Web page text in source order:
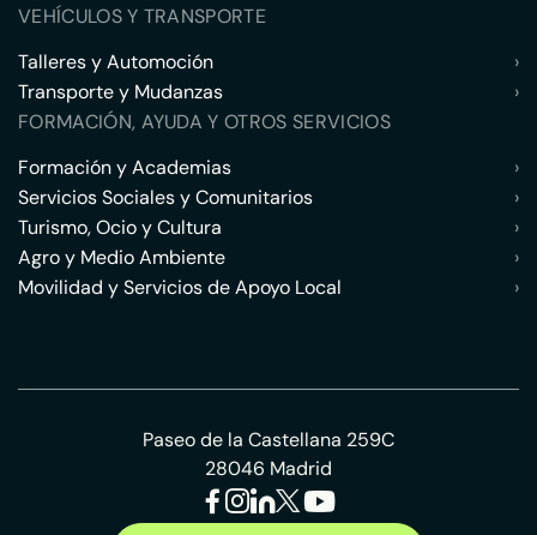
VEHÍCULOS Y TRANSPORTE
Talleres y Automoción
›
Transporte y Mudanzas
›
FORMACIÓN, AYUDA Y OTROS SERVICIOS
Formación y Academias
›
Servicios Sociales y Comunitarios
›
Turismo, Ocio y Cultura
›
Agro y Medio Ambiente
›
Movilidad y Servicios de Apoyo Local
›
Paseo de la Castellana 259C
28046 Madrid